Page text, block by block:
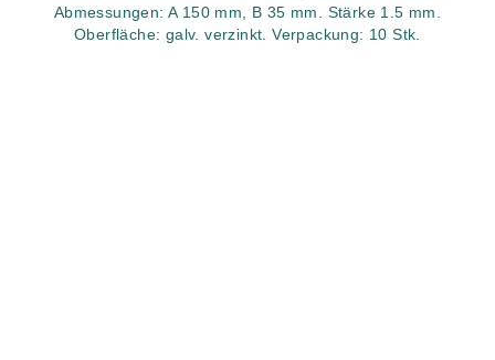
Abmessungen: A 150 mm, B 35 mm. Stärke 1.5 mm.
Oberfläche: galv. verzinkt. Verpackung: 10 Stk.